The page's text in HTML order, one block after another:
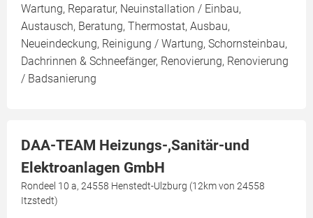
Wartung, Reparatur, Neuinstallation / Einbau,
Austausch, Beratung, Thermostat, Ausbau,
Neueindeckung, Reinigung / Wartung, Schornsteinbau,
Dachrinnen & Schneefänger, Renovierung, Renovierung
/ Badsanierung
DAA-TEAM Heizungs-,Sanitär-und
Elektroanlagen GmbH
Rondeel 10 a, 24558 Henstedt-Ulzburg (12km von 24558
Itzstedt)